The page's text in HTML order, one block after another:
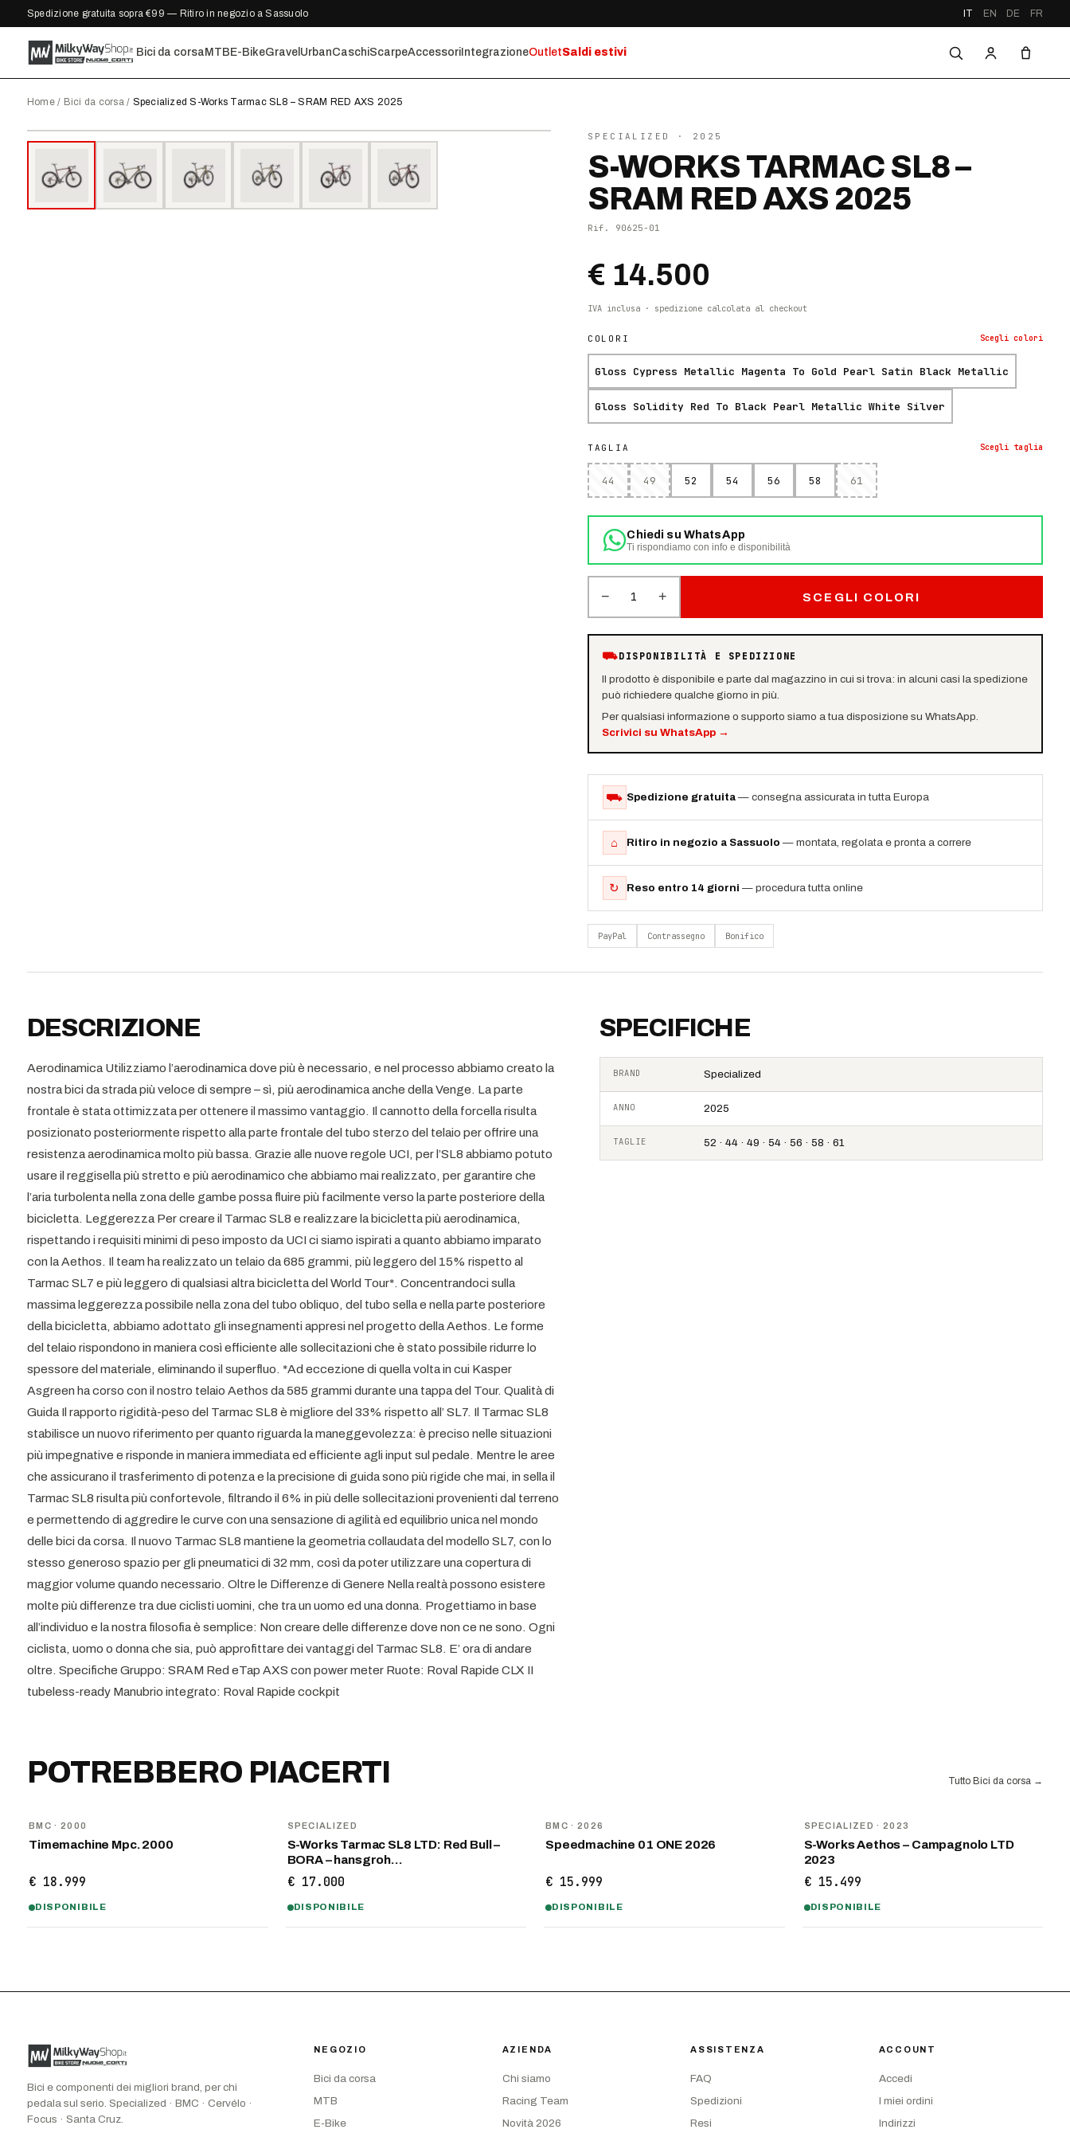
Spedizione gratuita sopra €99 — Ritiro in negozio a Sassuolo IT EN DE FR
Bici da corsa MTB E-BikeGravel UrbanCaschiScarpeAccessoriIntegrazioneOutletSaldi estivi
Home/ Bici da corsa/ Specialized S-Works Tarmac SL8 – SRAM RED AXS 2025
SPECIALIZED · 2025
S-WORKS TARMAC SL8 –
SRAM RED AXS 2025
Rif. 90625-01
€ 14.500
IVA inclusa · spedizione calcolata al checkout
COLORI Scegli colori
Gloss Cypress Metallic Magenta To Gold Pearl Satin Black Metallic
Gloss Solidity Red To Black Pearl Metallic White Silver
TAGLIA Scegli taglia
44 49 52 54 56 58 61
Chiedi su WhatsApp
Ti rispondiamo con info e disponibilità
− 1 + SCEGLI COLORI
⛟DISPONIBILITÀ E SPEDIZIONE
Il prodotto è disponibile e parte dal magazzino in cui si trova: in alcuni casi la spedizione
può richiedere qualche giorno in più.
Per qualsiasi informazione o supporto siamo a tua disposizione su WhatsApp.
Scrivici su WhatsApp →
⛟ Spedizione gratuita — consegna assicurata in tutta Europa
⌂ Ritiro in negozio a Sassuolo — montata, regolata e pronta a correre
↻ Reso entro 14 giorni — procedura tutta online
PayPal Contrassegno Bonifico
DESCRIZIONE
Aerodinamica Utilizziamo l’aerodinamica dove più è necessario, e nel processo abbiamo creato la
nostra bici da strada più veloce di sempre – sì, più aerodinamica anche della Venge. La parte
frontale è stata ottimizzata per ottenere il massimo vantaggio. Il cannotto della forcella risulta
posizionato posteriormente rispetto alla parte frontale del tubo sterzo del telaio per offrire una
resistenza aerodinamica molto più bassa. Grazie alle nuove regole UCI, per l’SL8 abbiamo potuto
usare il reggisella più stretto e più aerodinamico che abbiamo mai realizzato, per garantire che
l’aria turbolenta nella zona delle gambe possa fluire più facilmente verso la parte posteriore della
bicicletta. Leggerezza Per creare il Tarmac SL8 e realizzare la bicicletta più aerodinamica,
rispettando i requisiti minimi di peso imposto da UCI ci siamo ispirati a quanto abbiamo imparato
con la Aethos. Il team ha realizzato un telaio da 685 grammi, più leggero del 15% rispetto al
Tarmac SL7 e più leggero di qualsiasi altra bicicletta del World Tour*. Concentrandoci sulla
massima leggerezza possibile nella zona del tubo obliquo, del tubo sella e nella parte posteriore
della bicicletta, abbiamo adottato gli insegnamenti appresi nel progetto della Aethos. Le forme
del telaio rispondono in maniera così efficiente alle sollecitazioni che è stato possibile ridurre lo
spessore del materiale, eliminando il superfluo. *Ad eccezione di quella volta in cui Kasper
Asgreen ha corso con il nostro telaio Aethos da 585 grammi durante una tappa del Tour. Qualità di
Guida Il rapporto rigidità-peso del Tarmac SL8 è migliore del 33% rispetto all’ SL7. Il Tarmac SL8
stabilisce un nuovo riferimento per quanto riguarda la maneggevolezza: è preciso nelle situazioni
più impegnative e risponde in maniera immediata ed efficiente agli input sul pedale. Mentre le aree
che assicurano il trasferimento di potenza e la precisione di guida sono più rigide che mai, in sella il
Tarmac SL8 risulta più confortevole, filtrando il 6% in più delle sollecitazioni provenienti dal terreno
e permettendo di aggredire le curve con una sensazione di agilità ed equilibrio unica nel mondo
delle bici da corsa. Il nuovo Tarmac SL8 mantiene la geometria collaudata del modello SL7, con lo
stesso generoso spazio per gli pneumatici di 32 mm, così da poter utilizzare una copertura di
maggior volume quando necessario. Oltre le Differenze di Genere Nella realtà possono esistere
molte più differenze tra due ciclisti uomini, che tra un uomo ed una donna. Progettiamo in base
all’individuo e la nostra filosofia è semplice: Non creare delle differenze dove non ce ne sono. Ogni
ciclista, uomo o donna che sia, può approfittare dei vantaggi del Tarmac SL8. E’ ora di andare
oltre. Specifiche Gruppo: SRAM Red eTap AXS con power meter Ruote: Roval Rapide CLX II
tubeless-ready Manubrio integrato: Roval Rapide cockpit
SPECIFICHE
BRAND Specialized
ANNO 2025
TAGLIE 52 · 44 · 49 · 54 · 56 · 58 · 61
POTREBBERO PIACERTI Tutto Bici da corsa →
BMC · 2000
Timemachine Mpc. 2000
€ 18.999
DISPONIBILE
SPECIALIZED
S-Works Tarmac SL8 LTD: Red Bull –
BORA – hansgroh…
€ 17.000
DISPONIBILE
BMC · 2026
Speedmachine 01 ONE 2026
€ 15.999
DISPONIBILE
SPECIALIZED · 2023
S-Works Aethos – Campagnolo LTD
2023
€ 15.499
DISPONIBILE
Bici e componenti dei migliori brand, per chi
pedala sul serio. Specialized · BMC · Cervélo ·
Focus · Santa Cruz.
NEGOZIO
Bici da corsa
MTB
E-Bike
AZIENDA
Chi siamo
Racing Team
Novità 2026
ASSISTENZA
FAQ
Spedizioni
Resi
ACCOUNT
Accedi
I miei ordini
Indirizzi